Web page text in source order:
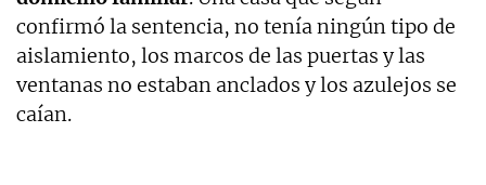
confirmó la sentencia, no tenía ningún tipo de
aislamiento, los marcos de las puertas y las
ventanas no estaban anclados y los azulejos se
caían.